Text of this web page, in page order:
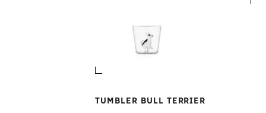
TUMBLER BULL TERRIER